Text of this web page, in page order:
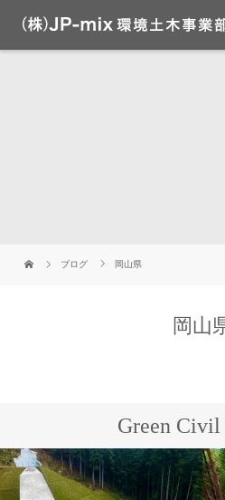
ブログ 岡山県
岡山
Green Civil